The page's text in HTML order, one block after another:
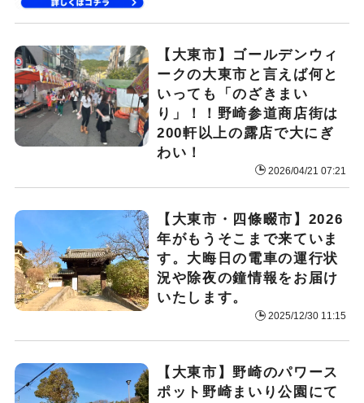
【大東市】ゴールデンウィ
ークの大東市と言えば何と
いっても「のざきまい
り」！！野崎参道商店街は
200軒以上の露店で大にぎ
わい！
2026/04/21 07:21
【大東市・四條畷市】2026
年がもうそこまで来ていま
す。大晦日の電車の運行状
況や除夜の鐘情報をお届け
いたします。
2025/12/30 11:15
【大東市】野崎のパワース
ポット野崎まいり公園にて